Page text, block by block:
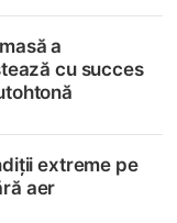
a
cu succes
extreme pe
aer